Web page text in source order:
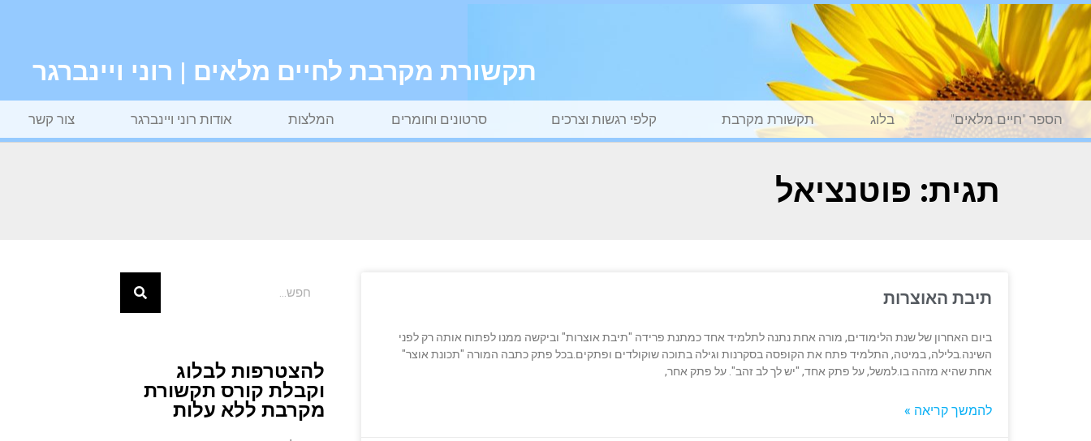
תקשורת מקרבת לחיים מלאים | רוני ויינברגר
הספר "חיים מלאים" בלוג תקשורת מקרבת קלפי רגשות וצרכים סרטונים וחומרים המלצות אודות רוני ויינברגר צור קשר
תגית: פוטנציאל
תיבת האוצרות
ביום האחרון של שנת הלימודים, מורה אחת נתנה לתלמיד אחד כמתנת פרידה "תיבת אוצרות" וביקשה ממנו לפתוח אותה רק לפני
השינה.בלילה, במיטה, התלמיד פתח את הקופסה בסקרנות וגילה בתוכה שוקולדים ופתקים.בכל פתק כתבה המורה "תכונת אוצר"
אחת שהיא מזהה בו.למשל, על פתק אחד, "יש לך לב זהב". על פתק אחר,
להמשך קריאה »
להצטרפות לבלוג
וקבלת קורס תקשורת
מקרבת ללא עלות